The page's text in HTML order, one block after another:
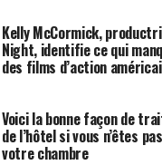
Kelly McCormick,
Night, identifie ce qui
des films d’action
Voici la bonne façon de
de l’hôtel si vous n’êtes
votre chambre